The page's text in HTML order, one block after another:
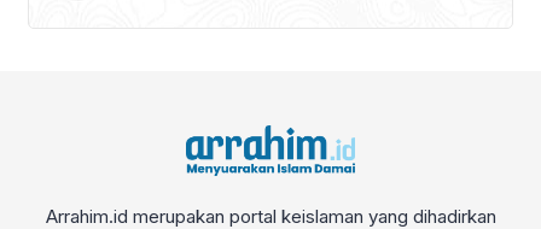
Arrahim.id merupakan portal keislaman yang dihadirkan